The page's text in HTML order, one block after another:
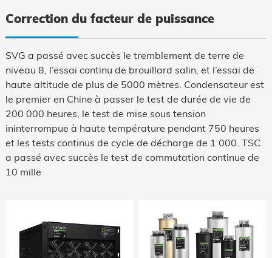
Correction du facteur de puissance
SVG a passé avec succès le tremblement de terre de
niveau 8, l’essai continu de brouillard salin, et l’essai de
haute altitude de plus de 5000 mètres. Condensateur est
le premier en Chine à passer le test de durée de vie de
200 000 heures, le test de mise sous tension
ininterrompue à haute température pendant 750 heures
et les tests continus de cycle de décharge de 1 000. TSC
a passé avec succès le test de commutation continue de
10 mille